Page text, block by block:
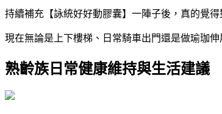
持續補充【詠統好好動膠囊】一陣子後，真的覺
現在無論是上下樓梯、日常騎車出門還是做瑜珈
熟齡族日常健康維持與生活建議